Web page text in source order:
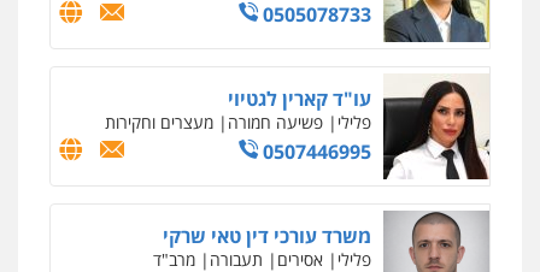
0505078733
עו"ד קארין לגטיוי
פלילי פשיעה חמורה מעצרים וחקירות
0507446995
משרד עורכי דין טאי שרקי
פלילי אסירים תעבורה מרב"ד